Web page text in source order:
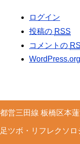
ログイン
投稿の RSS
コメントの
WordPress.org
都営三田線 板橋区本
足ツボ・リフレクソ